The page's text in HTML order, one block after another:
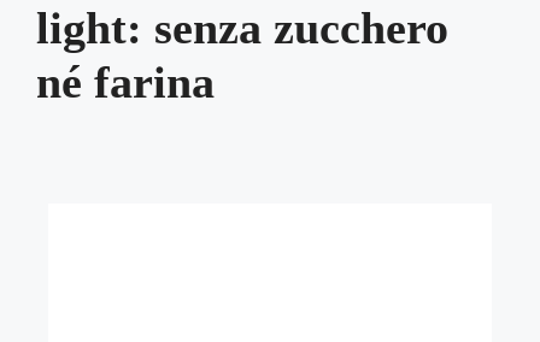
light: senza zucchero
né farina